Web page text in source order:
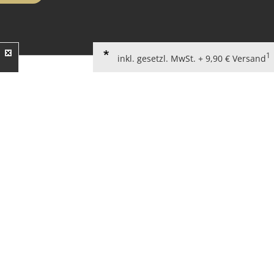
inkl. gesetzl. MwSt. + 9,90 € Versand1